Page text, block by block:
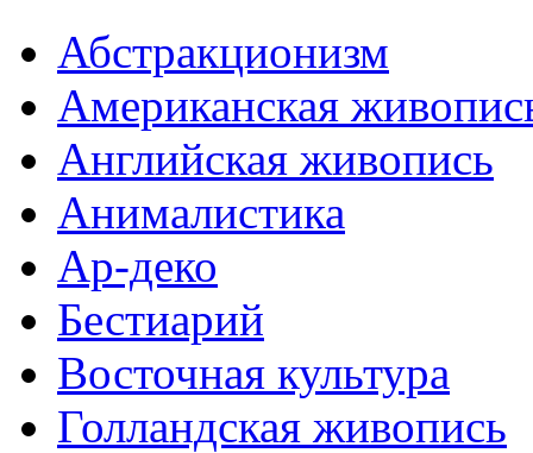
Абстракционизм
Американская
Английская живопись
Анималистика
Ар-деко
Бестиарий
Восточная культура
Голландская живопись